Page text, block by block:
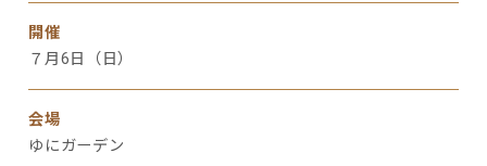
開催
７月6日（日）
会場
ゆにガーデン